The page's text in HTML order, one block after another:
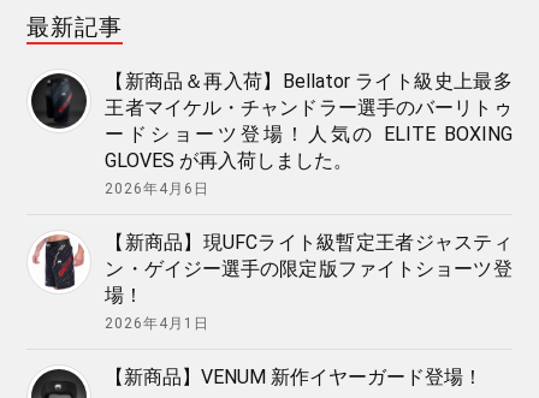
最新記事
【新商品＆再入荷】Bellator ライト級史上最多
王者マイケル・チャンドラー選手のバーリトゥ
ードショーツ登場！人気の ELITE BOXING
GLOVES が再入荷しました。
2026年4月6日
【新商品】現UFCライト級暫定王者ジャスティ
ン・ゲイジー選手の限定版ファイトショーツ登
場！
2026年4月1日
【新商品】VENUM 新作イヤーガード登場！